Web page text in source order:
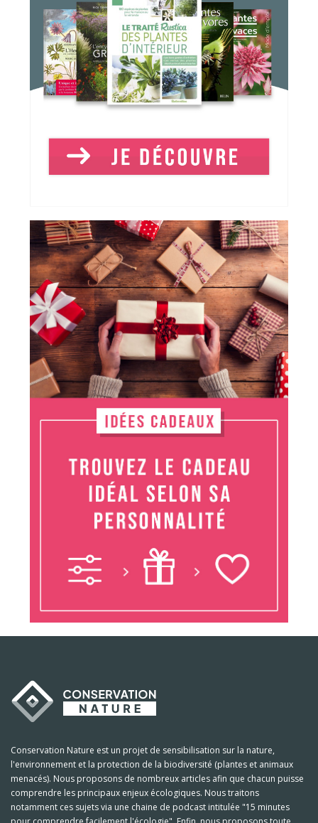
Conservation Nature est un projet de sensibilisation sur la nature,
l'environnement et la protection de la biodiversité (plantes et animaux
menacés). Nous proposons de nombreux articles afin que chacun puisse
comprendre les principaux enjeux écologiques. Nous traitons
notamment ces sujets via une chaine de podcast intitulée "15 minutes